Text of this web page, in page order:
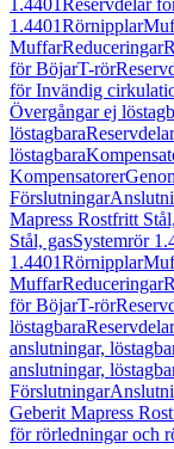
1.4401Reservdelar
1.4401Rörnipplar
MuffarReduceringar
för BöjarT-rör
för Invändig
Övergångar ej
löstagbara
löstagbara
Kompensatorer
Förslutningar
Mapress Rostfritt
Stål, gasSystemrör
1.4401Rörnipplar
MuffarReduceringar
för BöjarT-rör
löstagbara
anslutningar,
anslutningar,
Förslutningar
Geberit Mapress
för rörledningar och